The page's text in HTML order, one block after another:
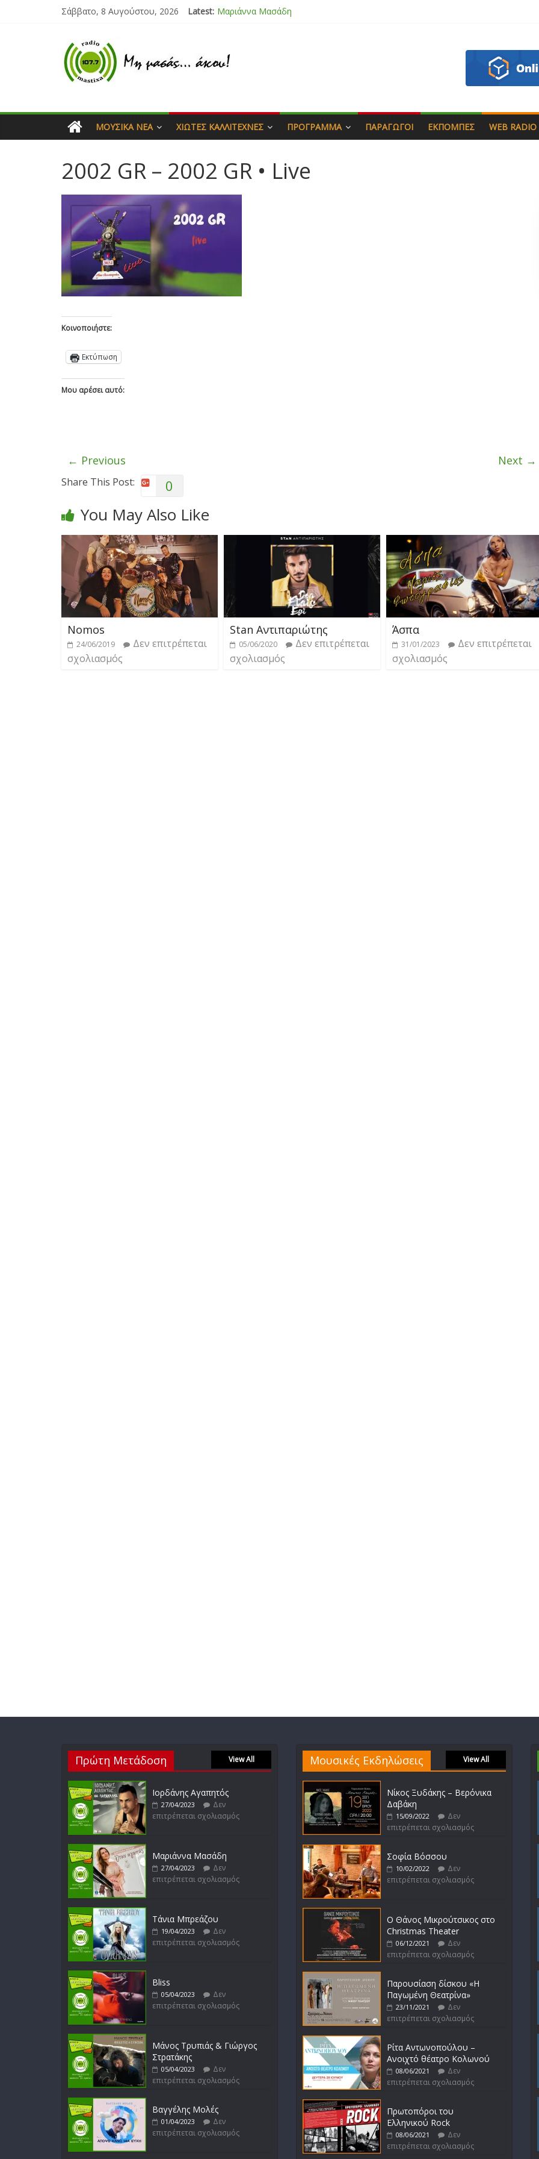
Σάββατο, 8 Αυγούστου, 2026 Latest: Μαριάννα Μασάδη
Ιορδάνης Αγαπητός
ΜΟΥΣΙΚΆ ΝΈΑ ΧΙΏΤΕΣ ΚΑΛΛΙΤΈΧΝΕΣ ΠΡΌΓΡΑΜΜΑ ΠΑΡΑΓΩΓΟΊ ΕΚΠΟΜΠΈΣ WEB RADIO
2002 GR – 2002 GR • Live
Κοινοποιήστε:
Εκτύπωση
Μου αρέσει αυτό:
← Previous Next →
Share This Post: 0
You May Also Like
Nomos
24/06/2019
Δεν επιτρέπεται
σχολιασμός
Stan Αντιπαριώτης
05/06/2020
Δεν επιτρέπεται
σχολιασμός
Άσπα
31/01/2023
Δεν επιτρέπεται
σχολιασμός
Πρώτη Μετάδοση View All
Ιορδάνης Αγαπητός
27/04/2023
Δεν
επιτρέπεται σχολιασμός
Μαριάννα Μασάδη
27/04/2023
Δεν
επιτρέπεται σχολιασμός
Τάνια Μπρεάζου
19/04/2023
Δεν
επιτρέπεται σχολιασμός
Bliss
05/04/2023
Δεν
επιτρέπεται σχολιασμός
Μάνος Τρυπιάς & Γιώργος
Στρατάκης
05/04/2023
Δεν
επιτρέπεται σχολιασμός
Βαγγέλης Μολές
01/04/2023
Δεν
επιτρέπεται σχολιασμός
Μουσικές Εκδηλώσεις View All
Νίκος Ξυδάκης – Βερόνικα
Δαβάκη
15/09/2022
Δεν
επιτρέπεται σχολιασμός
Σοφία Βόσσου
10/02/2022
Δεν
επιτρέπεται σχολιασμός
Ο Θάνος Μικρούτσικος στο
Christmas Theater
06/12/2021
Δεν
επιτρέπεται σχολιασμός
Παρουσίαση δίσκου «Η
Παγωμένη Θεατρίνα»
23/11/2021
Δεν
επιτρέπεται σχολιασμός
Ρίτα Αντωνοπούλου –
Ανοιχτό θέατρο Κολωνού
08/06/2021
Δεν
επιτρέπεται σχολιασμός
Πρωτοπόροι του
Ελληνικού Rock
08/06/2021
Δεν
επιτρέπεται σχολιασμός